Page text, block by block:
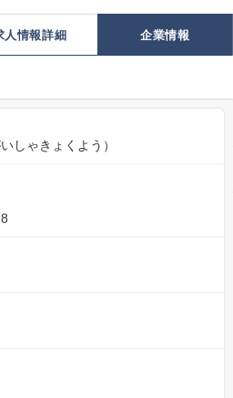
人情報詳細 企業情報
しゃきょくよう）